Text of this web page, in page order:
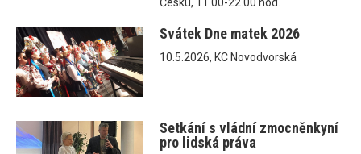
Svátek Dne matek 2026
10.5.2026, KC Novodvorská
Setkání s vládní zmocněnkyní
pro lidská práva